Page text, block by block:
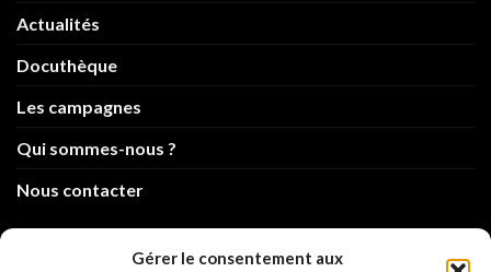
Gérer le consentement aux
Actualités
Docuthèque
Les campagnes
Qui sommes-nous ?
Nous contacter
info@code-animal.com